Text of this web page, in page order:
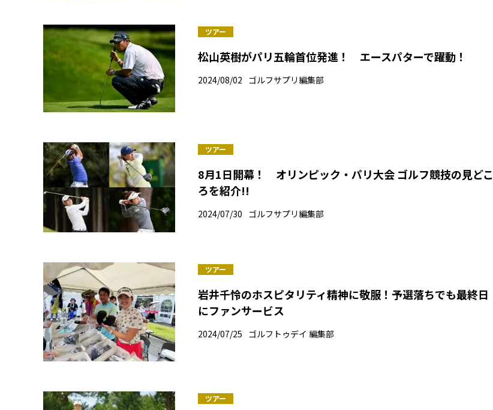
ツアー
松山英樹がパリ五輪首位発進！ エースパターで躍動！
2024/08/02 ゴルフサプリ編集部
ツアー
8月1日開幕！ オリンピック・パリ大会 ゴルフ競技の見どこ
ろを紹介!!
2024/07/30 ゴルフサプリ編集部
ツアー
岩井千怜のホスピタリティ精神に敬服！予選落ちでも最終日
にファンサービス
2024/07/25 ゴルフトゥデイ 編集部
ツアー